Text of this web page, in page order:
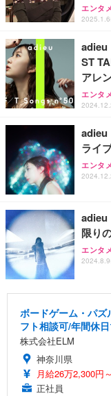
エンタ
adieu
ST
アレ
エンタ
adieu
ライ
エンタ
adieu
限り
エンタ
ボードゲーム・パ
フト相談可/年間休
株式会社ELM
神奈川県
月給26万2,300円
正社員